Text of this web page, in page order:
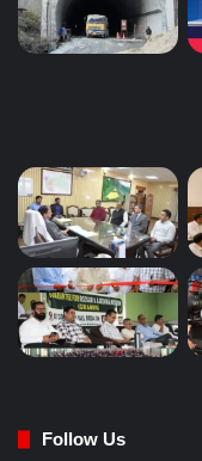
Follow Us